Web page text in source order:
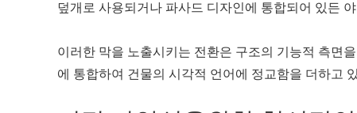
덮개로 사용되거나 파사드 디자인에 통합되어 있든
이러한 막을 노출시키는 전환은 구조의 기능적 측면
에 통합하여 건물의 시각적 언어에 정교함을 더하고